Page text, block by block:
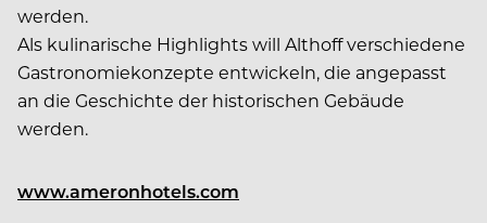
werden.
Als kulinarische Highlights will Althoff verschiedene
Gastronomiekonzepte entwickeln, die angepasst
an die Geschichte der historischen Gebäude
werden.
www.ameronhotels.com